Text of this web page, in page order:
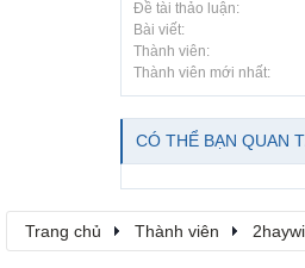
Đề tài thảo luận:
Bài viết:
Thành viên:
Thành viên mới nhất:
CÓ THỂ BẠN QUAN
Trang chủ Thành viên